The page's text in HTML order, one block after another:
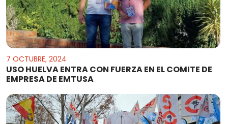
7 OCTUBRE, 2024
USO HUELVA ENTRA CON FUERZA EN EL COMITE DE
EMPRESA DE EMTUSA